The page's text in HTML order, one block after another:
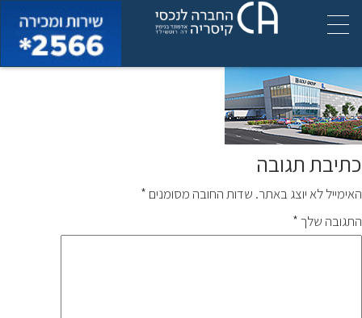
img_170x125
כתיבת תגובה
האימייל לא יוצג באתר. שדות החובה מסומנים *
התגובה שלך*